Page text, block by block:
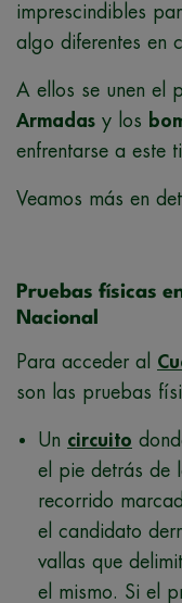
imprescindibles
algo diferentes en
A ellos se unen el
Armadas y los
enfrentarse a este
Veamos más en
Pruebas físicas
Nacional
Para acceder al
son las pruebas
Un circuito
el pie detrás de
recorrido
el candidato
vallas que
el mismo. Si el